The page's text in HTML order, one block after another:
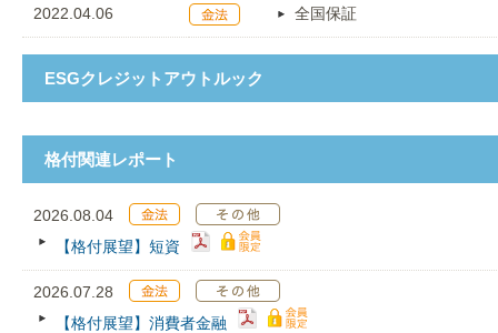
2022.04.06 全国保証
ESGクレジットアウトルック
格付関連レポート
2026.08.04
【格付展望】短資
2026.07.28
【格付展望】消費者金融